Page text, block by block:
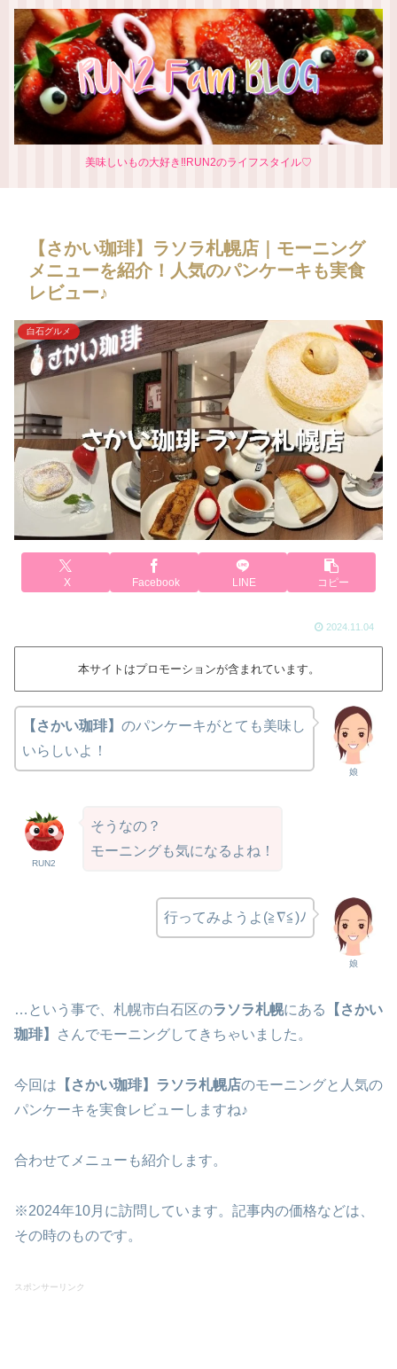
美味しいもの大好き‼RUN2のライフスタイル♡
【さかい珈琲】ラソラ札幌店｜モーニング
メニューを紹介！人気のパンケーキも実食
レビュー♪
白石グルメ
X Facebook LINE コピー
2024.11.04
本サイトはプロモーションが含まれています。
娘
【さかい珈琲】 のパンケーキがとても美味し
いらしいよ！
RUN2
そうなの？
モーニングも気になるよね！
娘
行ってみようよ(≧∇≦)ﾉ
…という事で、札幌市白石区のラソラ札幌にある
【さかい
珈琲】
さんでモーニングしてきちゃいました。
今回は 【さかい珈琲】ラソラ札幌店のモーニングと人気の
パンケーキを実食レビューしますね♪
合わせてメニューも紹介します。
※2024年10月に訪問しています。記事内の価格などは、
その時のものです。
スポンサーリンク